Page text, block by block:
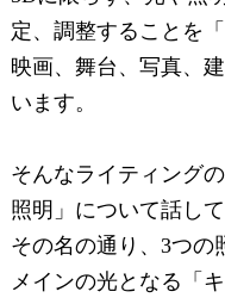
定、調整することを
映画、舞台、写真、
います。
そんなライティング
照明」について話して
その名の通り、3つの
メインの光となる「キ